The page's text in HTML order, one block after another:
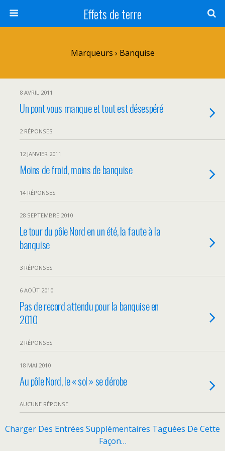
Effets de terre
Marqueurs › Banquise
8 AVRIL 2011
Un pont vous manque et tout est désespéré
2 RÉPONSES
12 JANVIER 2011
Moins de froid, moins de banquise
14 RÉPONSES
28 SEPTEMBRE 2010
Le tour du pôle Nord en un été, la faute à la
banquise
3 RÉPONSES
6 AOÛT 2010
Pas de record attendu pour la banquise en
2010
2 RÉPONSES
18 MAI 2010
Au pôle Nord, le « sol » se dérobe
AUCUNE RÉPONSE
Charger Des Entrées Supplémentaires Taguées De Cette
Façon…